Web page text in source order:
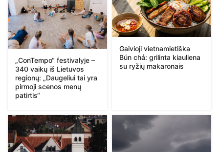
„ConTempo“ festivalyje –
340 vaikų iš Lietuvos
regionų: „Daugeliui tai yra
pirmoji scenos menų
patirtis“
Gaivioji vietnamietiška
Bún chả: grilinta kiauliena
su ryžių makaronais